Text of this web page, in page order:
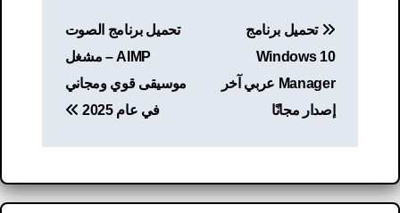
المقالات
تحميل برنامج
Windows 10
Manager عربي آخر
إصدار مجانًا
تحميل برنامج الصوت
AIMP – مشغل
موسيقى قوي ومجاني
في عام 2025